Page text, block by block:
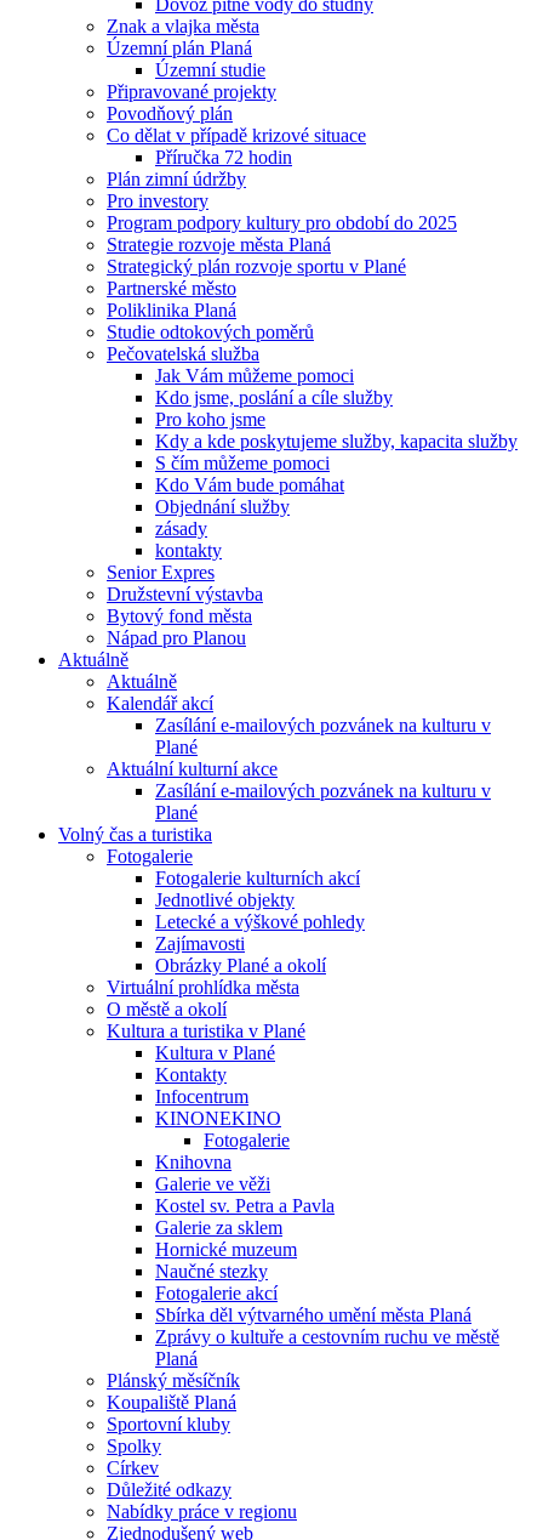
Dovoz pitné vody do studny
Znak a vlajka města
Územní plán Planá
Územní studie
Připravované projekty
Povodňový plán
Co dělat v případě krizové situace
Příručka 72 hodin
Plán zimní údržby
Pro investory
Program podpory kultury pro období do 2025
Strategie rozvoje města Planá
Strategický plán rozvoje sportu v Plané
Partnerské město
Poliklinika Planá
Studie odtokových poměrů
Pečovatelská služba
Jak Vám můžeme pomoci
Kdo jsme, poslání a cíle služby
Pro koho jsme
Kdy a kde poskytujeme služby, kapacita služby
S čím můžeme pomoci
Kdo Vám bude pomáhat
Objednání služby
zásady
kontakty
Senior Expres
Družstevní výstavba
Bytový fond města
Nápad pro Planou
Aktuálně
Aktuálně
Kalendář akcí
Zasílání e-mailových pozvánek na kulturu v
Plané
Aktuální kulturní akce
Zasílání e-mailových pozvánek na kulturu v
Plané
Volný čas a turistika
Fotogalerie
Fotogalerie kulturních akcí
Jednotlivé objekty
Letecké a výškové pohledy
Zajímavosti
Obrázky Plané a okolí
Virtuální prohlídka města
O městě a okolí
Kultura a turistika v Plané
Kultura v Plané
Kontakty
Infocentrum
KINONEKINO
Fotogalerie
Knihovna
Galerie ve věži
Kostel sv. Petra a Pavla
Galerie za sklem
Hornické muzeum
Naučné stezky
Fotogalerie akcí
Sbírka děl výtvarného umění města Planá
Zprávy o kultuře a cestovním ruchu ve městě
Planá
Plánský měsíčník
Koupaliště Planá
Sportovní kluby
Spolky
Církev
Důležité odkazy
Nabídky práce v regionu
Zjednodušený web